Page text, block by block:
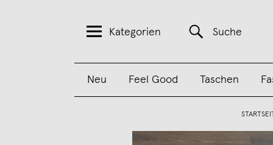
Kategorien Suche
Neu Feel Good Taschen